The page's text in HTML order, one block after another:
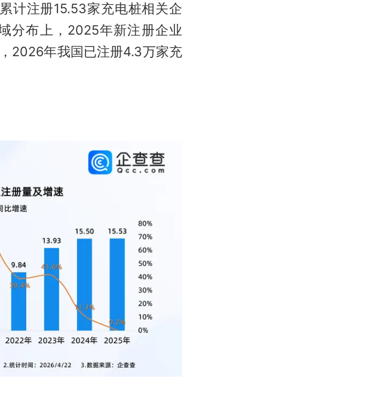
计注册15.53家充电桩相关企
分布上，2025年新注册企业
2026年我国已注册4.3万家充